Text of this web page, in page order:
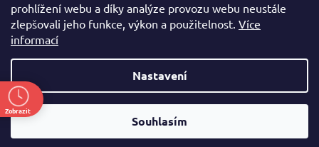
prohlížení webu a díky analýze provozu webu neustále
zlepšovali jeho funkce, výkon a použitelnost. Více
informací
Nastavení
Souhlasím
https://www.youtube.com/@DRUMSTOREPRAGUE
Vytvořil Shoptet
DRUM STORE. Všechna práva vyhrazena.
Zobrazit